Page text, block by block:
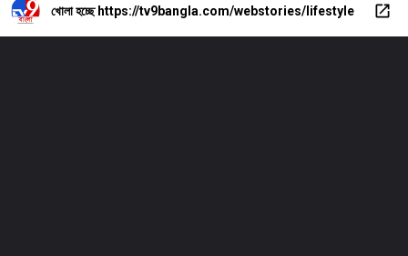
খোলা হচ্ছে https://tv9bangla.com/webstories/lifestyle